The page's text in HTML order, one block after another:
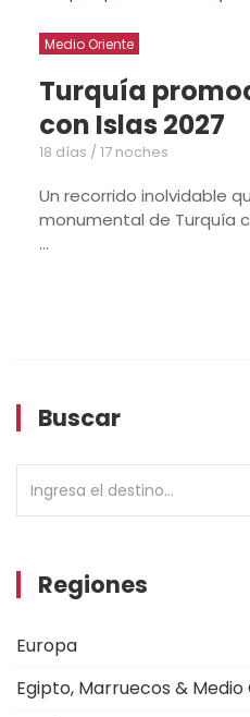
y Grecia
une la magia
la belleza romántica
Buscar
Regiones
Europa
Egipto, Marruecos &